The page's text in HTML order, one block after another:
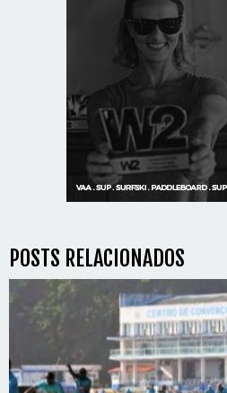
POSTS RELACIONADOS